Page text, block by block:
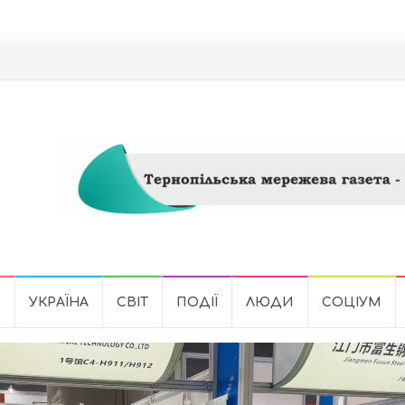
УКРАЇНА СВІТ ПОДІЇ ЛЮДИ СОЦІУМ